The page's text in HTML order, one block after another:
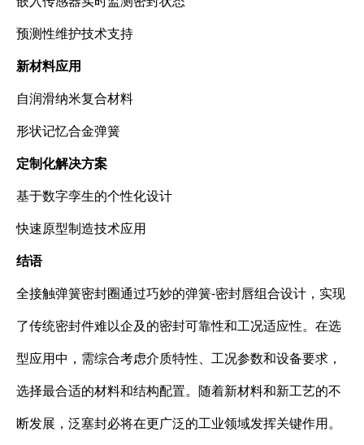
预测性维护技术支持
新材料应用
自润滑纳米复合材料
形状记忆合金弹簧
定制化解决方案
基于数字孪生的个性化设计
快速原型制造技术应用
结语
全接触弹簧密封圈通过巧妙的弹簧-密封唇组合设计，实现
了传统密封件难以企及的密封可靠性和工况适应性。在选
型应用中，需综合考虑介质特性、工况参数和设备要求，
选择最合适的材料和结构配置。随着新材料和新工艺的不
断发展，泛塞封必将在更广泛的工业领域发挥关键作用。